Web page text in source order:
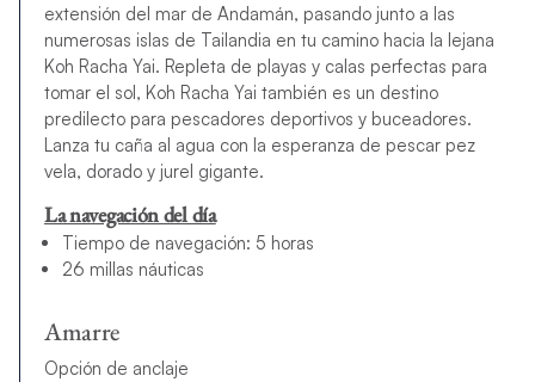
extensión del mar de Andamán, pasando junto a las
numerosas islas de Tailandia en tu camino hacia la lejana
Koh Racha Yai. Repleta de playas y calas perfectas para
tomar el sol, Koh Racha Yai también es un destino
predilecto para pescadores deportivos y buceadores.
Lanza tu caña al agua con la esperanza de pescar pez
vela, dorado y jurel gigante.
La navegación del día
Tiempo de navegación: 5 horas
26 millas náuticas
Amarre
Opción de anclaje